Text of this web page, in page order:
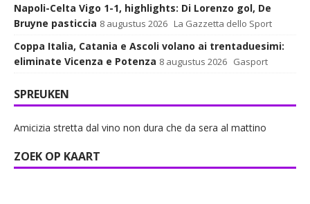
Napoli-Celta Vigo 1-1, highlights: Di Lorenzo gol, De
Bruyne pasticcia 8 augustus 2026 La Gazzetta dello Sport
Coppa Italia, Catania e Ascoli volano ai trentaduesimi:
eliminate Vicenza e Potenza 8 augustus 2026 Gasport
SPREUKEN
Amicizia stretta dal vino non dura che da sera al mattino
ZOEK OP KAART